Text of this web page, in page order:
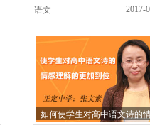
语文
2017-
如何使学生对高中语文诗的